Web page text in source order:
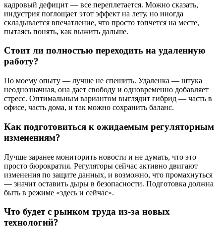
кадровый дефицит — все переплетается. Можно сказать,
индустрия поглощает этот эффект на лету, но иногда
складывается впечатление, что просто топчется на месте,
пытаясь понять, как выжить дальше.
Стоит ли полностью переходить на удаленную
работу?
По моему опыту — лучше не спешить. Удаленка — штука
неоднозначная, она дает свободу и одновременно добавляет
стресс. Оптимальным вариантом выглядит гибрид — часть в
офисе, часть дома, и так можно сохранить баланс.
Как подготовиться к ожидаемым регуляторным
изменениям?
Лучше заранее мониторить новости и не думать, что это
просто бюрократия. Регуляторы сейчас активно двигают
изменения по защите данных, и возможно, что промахнуться
— значит оставить дыры в безопасности. Подготовка должна
быть в режиме «здесь и сейчас».
Что будет с рынком труда из-за новых
технологий?